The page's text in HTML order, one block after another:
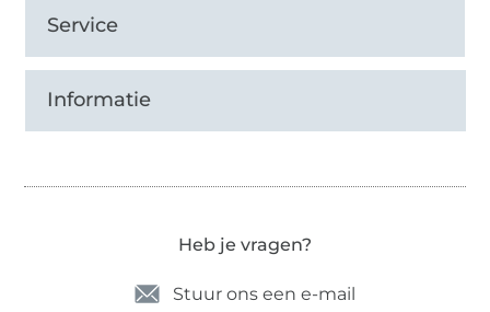
Service
Informatie
Heb je vragen?
Stuur ons een e-mail